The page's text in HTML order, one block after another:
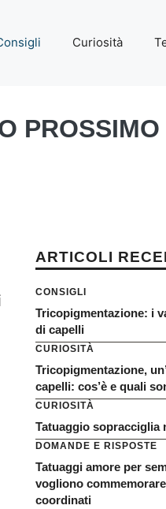
Curiosità
PROSSIMO
ARTICOLI
CONSIGLI
Tricopigmentazione: i
di capelli
CURIOSITÀ
Tricopigmentazione,
capelli: cos’è e quali
CURIOSITÀ
Tatuaggio sopracciglia
DOMANDE E RISPOSTE
Tatuaggi amore per
vogliono
coordinati